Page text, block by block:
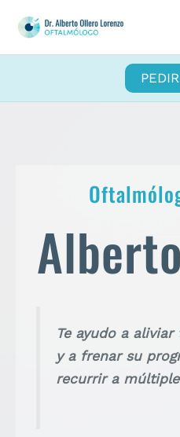
contenido
Te ayudo a
y a frenar su
recurrir a